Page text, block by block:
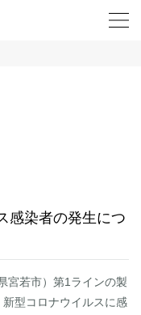
感染者の発生につ
宮若市）第1ラインの製
型コロナウイルスに感